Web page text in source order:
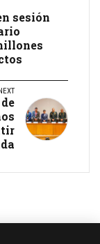
sesión